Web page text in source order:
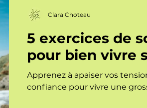
5 exercices de
pour bien vivre
Apprenez à apaiser vos
confiance pour vivre une
Clara Choteau